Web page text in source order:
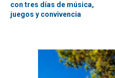
con tres días de música,
juegos y convivencia